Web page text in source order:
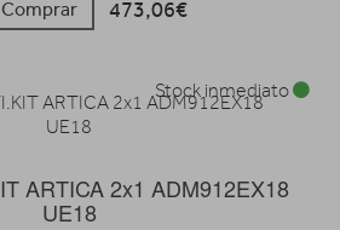
Comprar 473,06€
ARTICA 2x1 ADM912EX18
UE18
Stock inmediato